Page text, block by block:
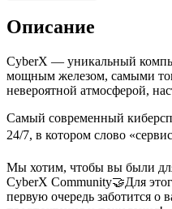
Описание
CyberX — уникальный
мощным железом, самыми
невероятной атмосферой,
Самый современный
24/7, в котором слово
Мы хотим, чтобы вы были
CyberX Community🤝Для
первую очередь заботится о